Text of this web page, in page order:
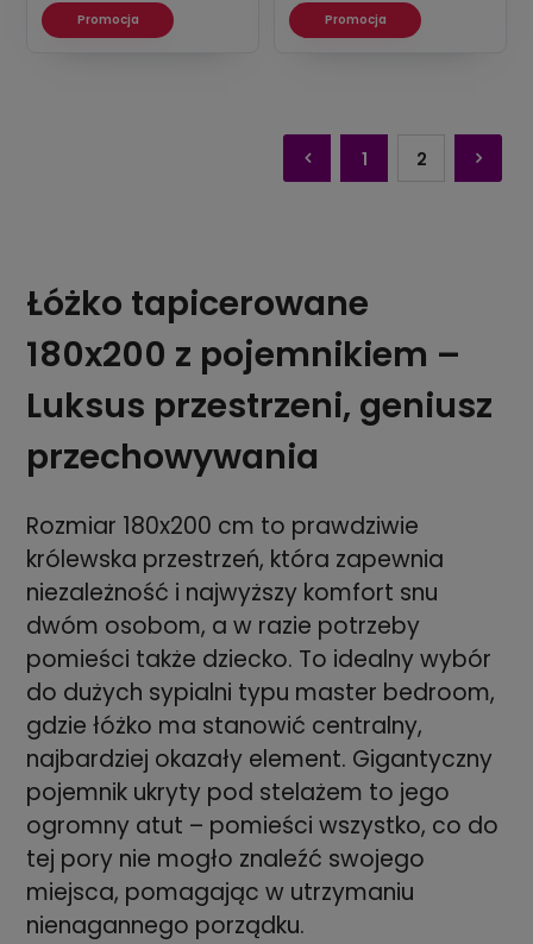
Promocja Promocja
1 2
Łóżko tapicerowane
180x200 z pojemnikiem –
Luksus przestrzeni, geniusz
przechowywania
Rozmiar 180x200 cm to prawdziwie
królewska przestrzeń, która zapewnia
niezależność i najwyższy komfort snu
dwóm osobom, a w razie potrzeby
pomieści także dziecko. To idealny wybór
do dużych sypialni typu master bedroom,
gdzie łóżko ma stanowić centralny,
najbardziej okazały element. Gigantyczny
pojemnik ukryty pod stelażem to jego
ogromny atut – pomieści wszystko, co do
tej pory nie mogło znaleźć swojego
miejsca, pomagając w utrzymaniu
nienagannego porządku.